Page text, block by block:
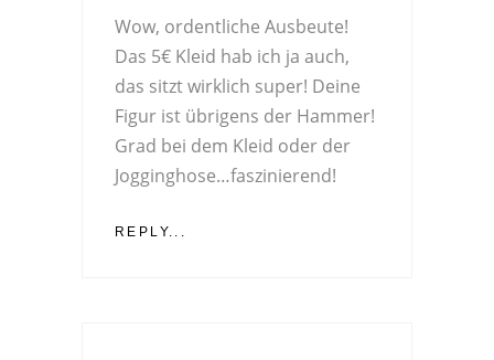
Wow, ordentliche Ausbeute!
Das 5€ Kleid hab ich ja auch,
das sitzt wirklich super! Deine
Figur ist übrigens der Hammer!
Grad bei dem Kleid oder der
Jogginghose…faszinierend!
REPLY...